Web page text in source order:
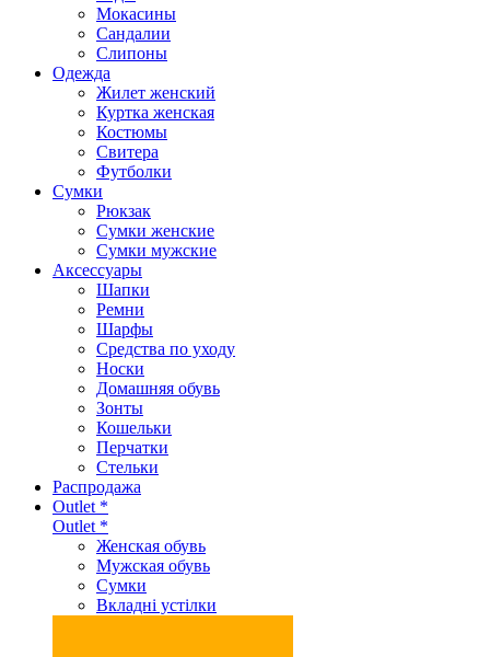
Мокасины
Сандалии
Слипоны
Одежда
Жилет женский
Куртка женская
Костюмы
Свитера
Футболки
Сумки
Рюкзак
Сумки женские
Сумки мужские
Аксеcсуары
Шапки
Ремни
Шарфы
Средства по уходу
Носки
Домашняя обувь
Зонты
Кошельки
Перчатки
Стельки
Распродажа
Outlet *
Outlet *
Женская обувь
Мужская обувь
Сумки
Вкладні устілки